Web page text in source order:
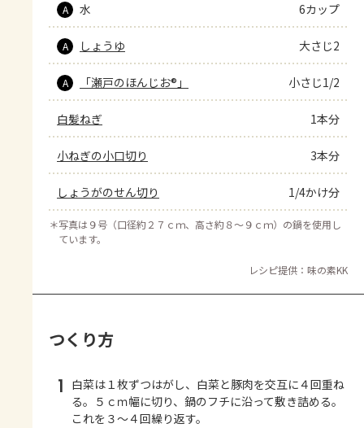
A 水 6カップ
A しょうゆ 大さじ2
A 「瀬戸のほんじお®」 小さじ1/2
白髪ねぎ 1本分
小ねぎの小口切り 3本分
しょうがのせん切り 1/4かけ分
＊写真は９号（口径約２７ｃｍ、高さ約８～９ｃｍ）の鍋を使用し
ています。
レシピ提供：味の素KK
つくり方
1 白菜は１枚ずつはがし、白菜と豚肉を交互に４回重ね
る。５ｃｍ幅に切り、鍋のフチに沿って敷き詰める。
これを３～４回繰り返す。